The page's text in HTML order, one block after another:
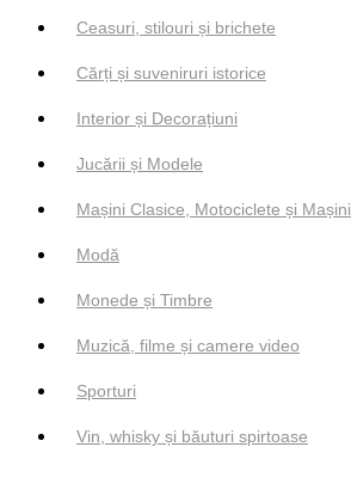
Ceasuri, stilouri și brichete
Cărți și suveniruri istorice
Interior și Decorațiuni
Jucării și Modele
Mașini Clasice, Motociclete și Mașini
Modă
Monede și Timbre
Muzică, filme și camere video
Sporturi
Vin, whisky și băuturi spirtoase